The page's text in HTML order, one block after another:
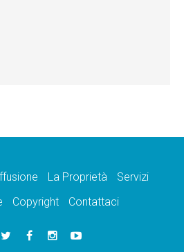
La Proprietà
Servizi
Copyright Contattaci